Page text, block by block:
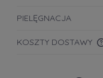
PIELĘGNACJA
KOSZTY DOSTAWY